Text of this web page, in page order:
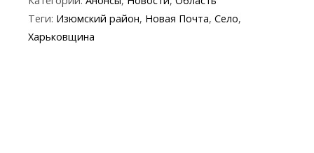
e
b
itt
er
e
gr
er at y t ai
l
Теги: Изюмский район, Новая Почта, Село,
Харьковщина